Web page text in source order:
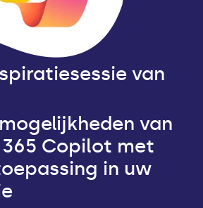
van
van
Copilot met
in uw